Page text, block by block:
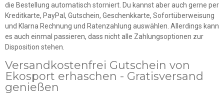
die Bestellung automatisch storniert. Du kannst aber auch gerne per
Kreditkarte, PayPal, Gutschein, Geschenkkarte, Sofortüberweisung
und Klarna Rechnung und Ratenzahlung auswählen. Allerdings kann
es auch einmal passieren, dass nicht alle Zahlungsoptionen zur
Disposition stehen.
Versandkostenfrei Gutschein von
Ekosport erhaschen - Gratisversand
genießen